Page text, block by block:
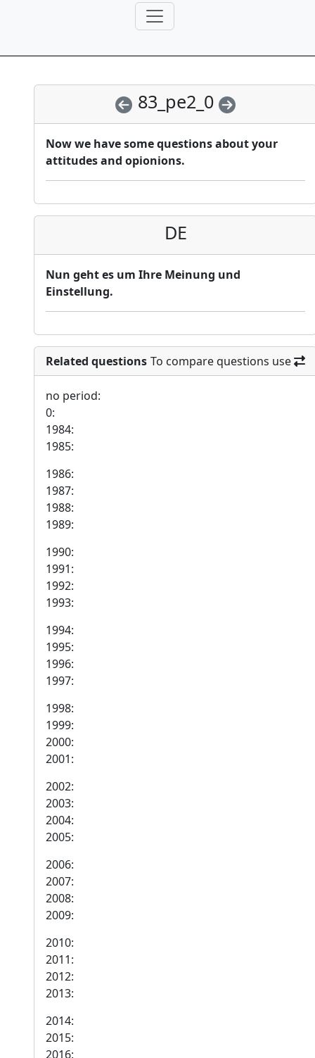
83_pe2_0
Now we have some questions about your
attitudes and opionions.
DE
Nun geht es um Ihre Meinung und
Einstellung.
Related questions To compare questions use
no period:
0:
1984:
1985:
1986:
1987:
1988:
1989:
1990:
1991:
1992:
1993:
1994:
1995:
1996:
1997:
1998:
1999:
2000:
2001:
2002:
2003:
2004:
2005:
2006:
2007:
2008:
2009:
2010:
2011:
2012:
2013:
2014:
2015:
2016: